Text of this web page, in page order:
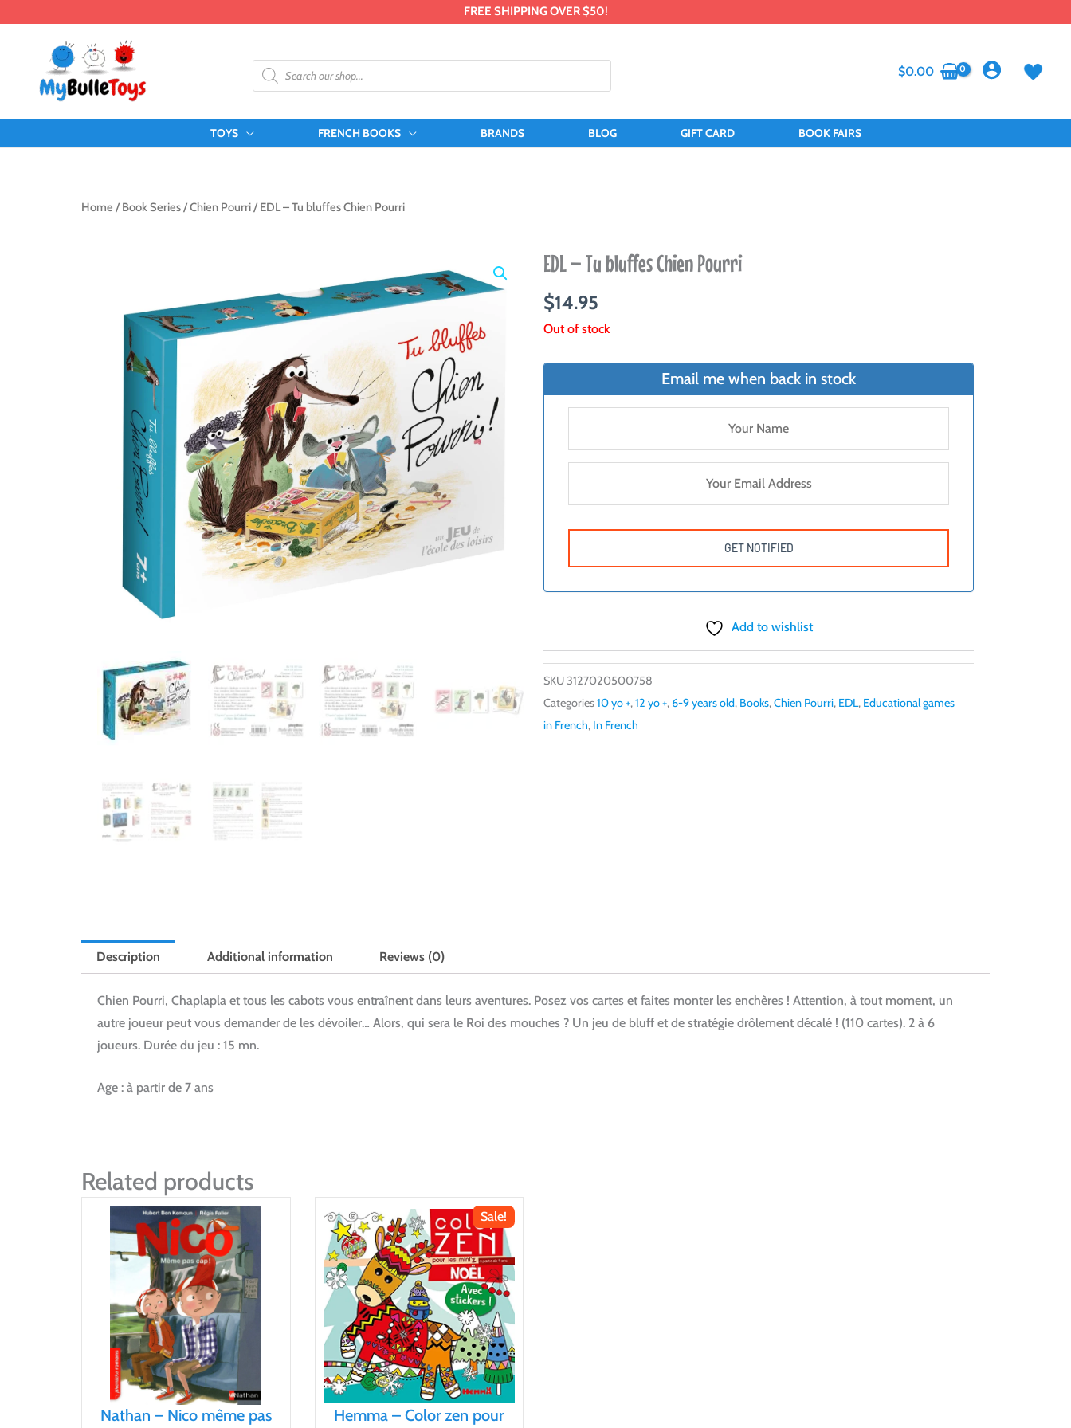
FREE SHIPPING OVER $50!
Products
search
$0.00
TOYS FRENCH BOOKS BRANDS BLOG GIFT CARD BOOK FAIRS
Home / Book Series/Chien Pourri/ EDL – Tu bluffes Chien Pourri
EDL – Tu bluffes Chien Pourri
$14.95
Out of stock
Email me when back in stock
Add to wishlist
SKU3127020500758
Categories10 yo +,12 yo +, 6-9 years old, Books,Chien Pourri, EDL, Educational games
in French, In French
Description Additional information Reviews (0)
Chien Pourri, Chaplapla et tous les cabots vous entraînent dans leurs aventures. Posez vos cartes et faites monter les enchères ! Attention, à tout moment, un
autre joueur peut vous demander de les dévoiler… Alors, qui sera le Roi des mouches ? Un jeu de bluff et de stratégie drôlement décalé ! (110 cartes). 2 à 6
joueurs. Durée du jeu : 15 mn.
Age : à partir de 7 ans
Related products
Nathan – Nico même pas
Sale!
Hemma – Color zen pour